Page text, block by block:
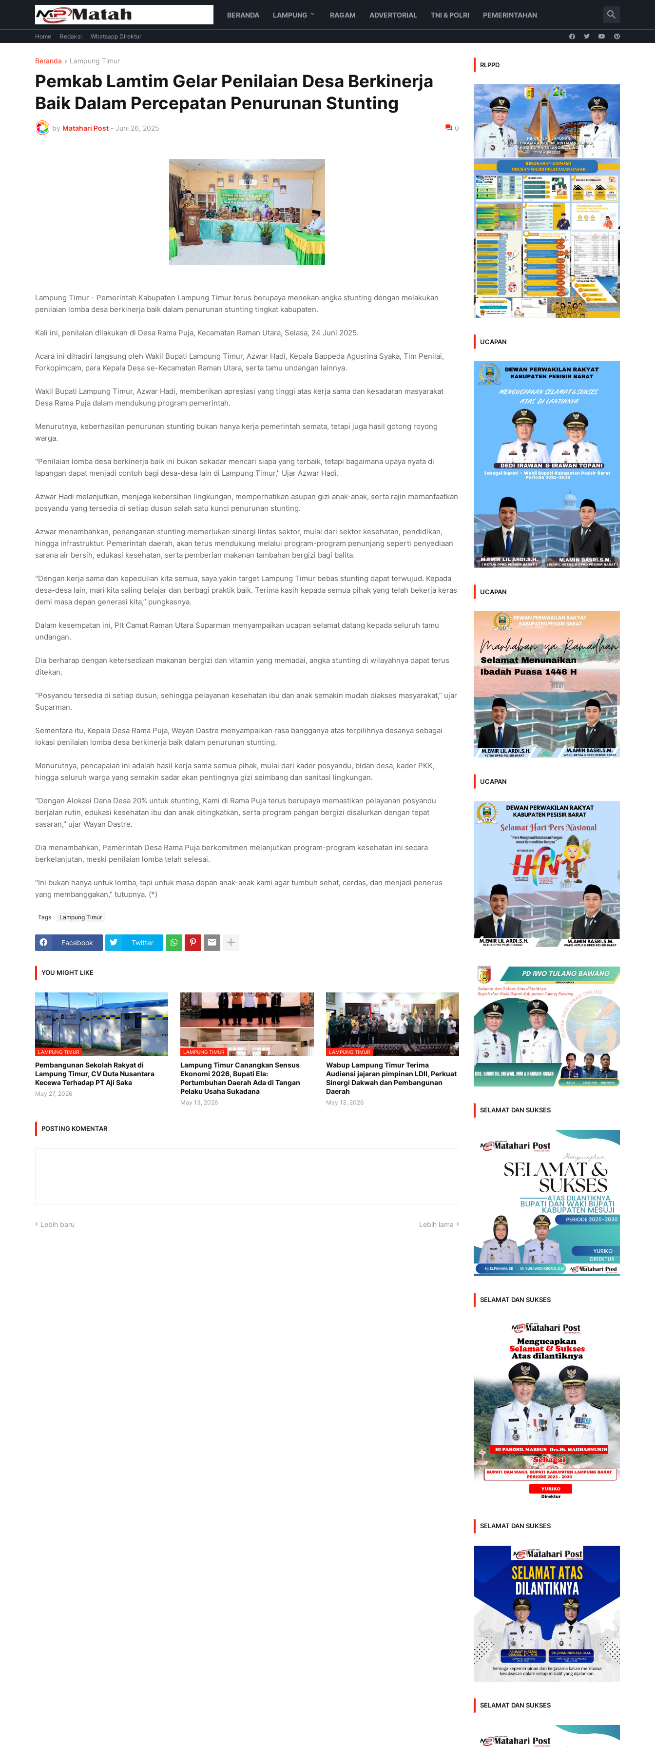
BERANDA LAMPUNG RAGAM ADVERTORIAL TNI & POLRI PEMERINTAHAN
Home Redaksi Whatsapp Direktur
Beranda Lampung Timur
Pemkab Lamtim Gelar Penilaian Desa Berkinerja
Baik Dalam Percepatan Penurunan Stunting
by Matahari Post - Juni 26, 2025 0
Lampung Timur - Pemerintah Kabupaten Lampung Timur terus berupaya menekan angka stunting dengan melakukan
penilaian lomba desa berkinerja baik dalam penurunan stunting tingkat kabupaten.
Kali ini, penilaian dilakukan di Desa Rama Puja, Kecamatan Raman Utara, Selasa, 24 Juni 2025.
Acara ini dihadiri langsung oleh Wakil Bupati Lampung Timur, Azwar Hadi, Kepala Bappeda Agusrina Syaka, Tim Penilai,
Forkopimcam, para Kepala Desa se-Kecamatan Raman Utara, serta tamu undangan lainnya.
Wakil Bupati Lampung Timur, Azwar Hadi, memberikan apresiasi yang tinggi atas kerja sama dan kesadaran masyarakat
Desa Rama Puja dalam mendukung program pemerintah.
Menurutnya, keberhasilan penurunan stunting bukan hanya kerja pemerintah semata, tetapi juga hasil gotong royong
warga.
"Penilaian lomba desa berkinerja baik ini bukan sekadar mencari siapa yang terbaik, tetapi bagaimana upaya nyata di
lapangan dapat menjadi contoh bagi desa-desa lain di Lampung Timur," Ujar Azwar Hadi.
Azwar Hadi melanjutkan, menjaga kebersihan lingkungan, memperhatikan asupan gizi anak-anak, serta rajin memanfaatkan
posyandu yang tersedia di setiap dusun salah satu kunci penurunan stunting.
Azwar menambahkan, penanganan stunting memerlukan sinergi lintas sektor, mulai dari sektor kesehatan, pendidikan,
hingga infrastruktur. Pemerintah daerah, akan terus mendukung melalui program-program penunjang seperti penyediaan
sarana air bersih, edukasi kesehatan, serta pemberian makanan tambahan bergizi bagi balita.
"Dengan kerja sama dan kepedulian kita semua, saya yakin target Lampung Timur bebas stunting dapat terwujud. Kepada
desa-desa lain, mari kita saling belajar dan berbagi praktik baik. Terima kasih kepada semua pihak yang telah bekerja keras
demi masa depan generasi kita,” pungkasnya.
Dalam kesempatan ini, Plt Camat Raman Utara Suparman menyampaikan ucapan selamat datang kepada seluruh tamu
undangan.
Dia berharap dengan ketersediaan makanan bergizi dan vitamin yang memadai, angka stunting di wilayahnya dapat terus
ditekan.
“Posyandu tersedia di setiap dusun, sehingga pelayanan kesehatan ibu dan anak semakin mudah diakses masyarakat,” ujar
Suparman.
Sementara itu, Kepala Desa Rama Puja, Wayan Dastre menyampaikan rasa bangganya atas terpilihnya desanya sebagai
lokasi penilaian lomba desa berkinerja baik dalam penurunan stunting.
Menurutnya, pencapaian ini adalah hasil kerja sama semua pihak, mulai dari kader posyandu, bidan desa, kader PKK,
hingga seluruh warga yang semakin sadar akan pentingnya gizi seimbang dan sanitasi lingkungan.
"Dengan Alokasi Dana Desa 20% untuk stunting, Kami di Rama Puja terus berupaya memastikan pelayanan posyandu
berjalan rutin, edukasi kesehatan ibu dan anak ditingkatkan, serta program pangan bergizi disalurkan dengan tepat
sasaran," ujar Wayan Dastre.
Dia menambahkan, Pemerintah Desa Rama Puja berkomitmen melanjutkan program-program kesehatan ini secara
berkelanjutan, meski penilaian lomba telah selesai.
"Ini bukan hanya untuk lomba, tapi untuk masa depan anak-anak kami agar tumbuh sehat, cerdas, dan menjadi penerus
yang membanggakan," tutupnya. (*)
Tags Lampung Timur
Facebook Twitter
YOU MIGHT LIKE
LAMPUNG TIMUR
Pembangunan Sekolah Rakyat di
Lampung Timur, CV Duta Nusantara
Kecewa Terhadap PT Aji Saka
May 27, 2026
LAMPUNG TIMUR
Lampung Timur Canangkan Sensus
Ekonomi 2026, Bupati Ela:
Pertumbuhan Daerah Ada di Tangan
Pelaku Usaha Sukadana
May 13, 2026
LAMPUNG TIMUR
Wabup Lampung Timur Terima
Audiensi jajaran pimpinan LDII, Perkuat
Sinergi Dakwah dan Pembangunan
Daerah
May 13, 2026
POSTING KOMENTAR
Lebih baru Lebih lama
RLPPD
UCAPAN
UCAPAN
UCAPAN
SELAMAT DAN SUKSES
SELAMAT DAN SUKSES
SELAMAT DAN SUKSES
SELAMAT DAN SUKSES